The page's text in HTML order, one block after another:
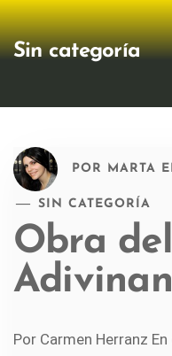
Sin categoría
POR MARTA
SIN CATEGORÍA
Obra
Por Carmen Herranz